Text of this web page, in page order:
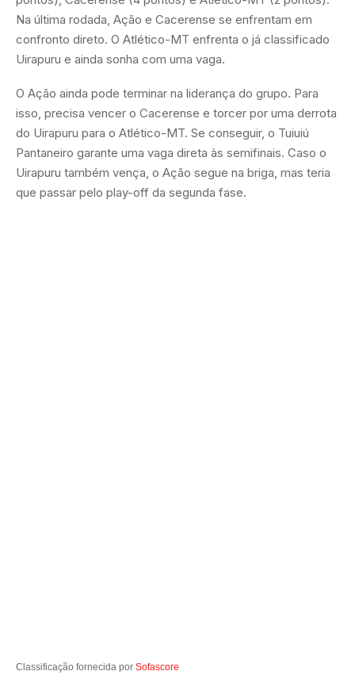
Na última rodada, Ação e Cacerense se enfrentam em
confronto direto. O Atlético-MT enfrenta o já classificado
Uirapuru e ainda sonha com uma vaga.
O Ação ainda pode terminar na liderança do grupo. Para
isso, precisa vencer o Cacerense e torcer por uma derrota
do Uirapuru para o Atlético-MT. Se conseguir, o Tuiuiú
Pantaneiro garante uma vaga direta às semifinais. Caso o
Uirapuru também vença, o Ação segue na briga, mas teria
que passar pelo play-off da segunda fase.
Classificação fornecida por Sofascore